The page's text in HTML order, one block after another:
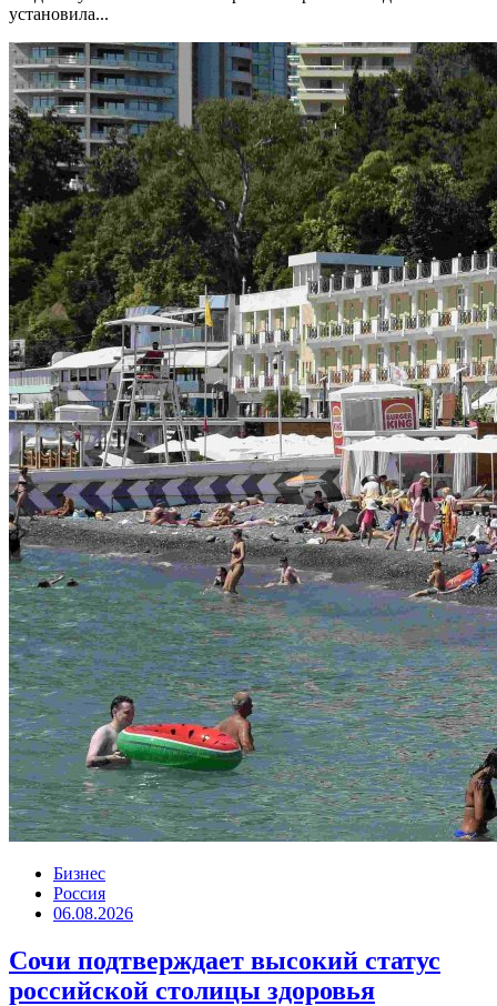
установила...
Бизнес
Россия
06.08.2026
Сочи подтверждает высокий статус
российской столицы здоровья